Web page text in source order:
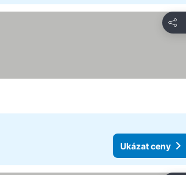
Sdílet
Ukázat ceny